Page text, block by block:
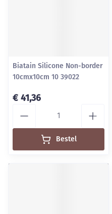
Biatain Silicone Non-border
10cmx10cm 10 39022
€ 41,36
Bestel